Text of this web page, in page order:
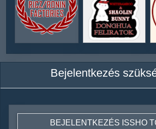
Bejelentkezés
BEJELENTKEZÉS ISSHO